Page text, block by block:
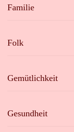
Familie
Folk
Gemütlichkeit
Gesundheit